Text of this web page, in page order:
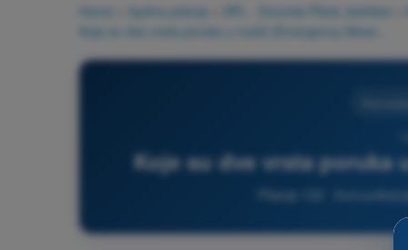
Home Ispitna pitanja SPL - Dozvola Pilota Jedrilice
Koje su dve vrsta poruka
Pitanje 122 -